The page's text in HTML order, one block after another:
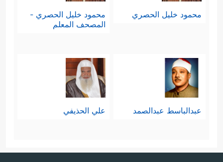
محمود خليل الحصري
محمود خليل الحصري -
المصحف المعلم
عبدالباسط عبدالصمد علي الحذيفي